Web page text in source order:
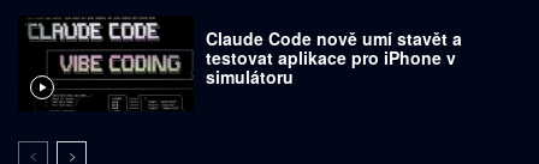
Claude Code nově umí stavět a
testovat aplikace pro iPhone v
simulátoru